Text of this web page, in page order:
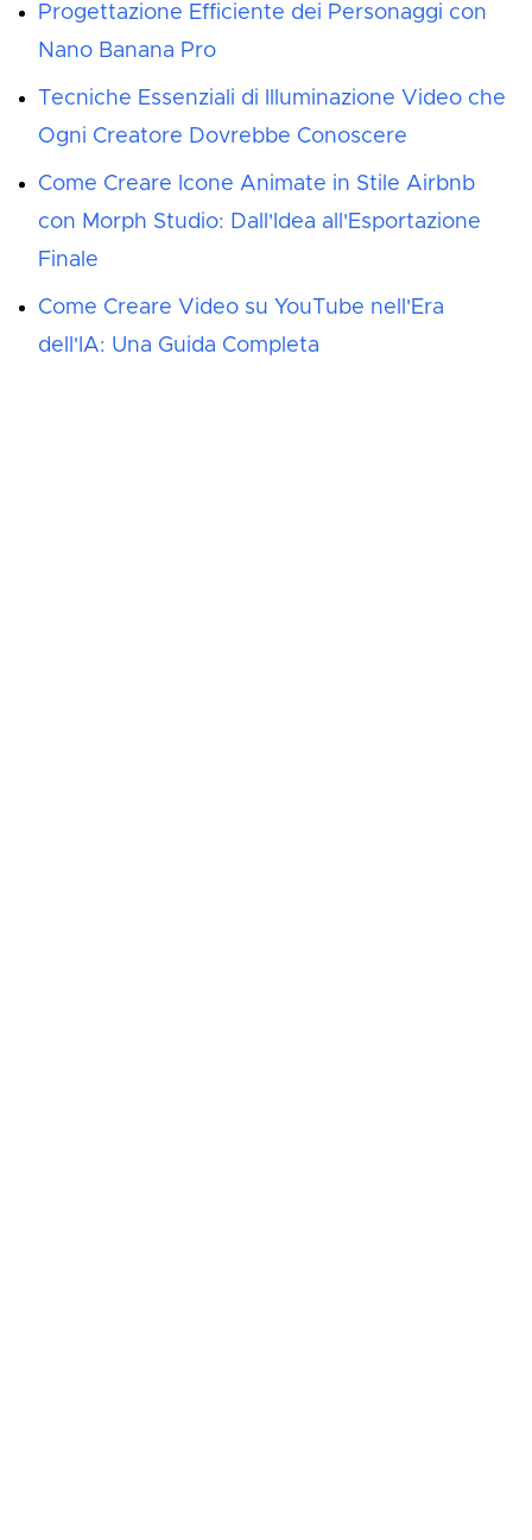
Progettazione Efficiente dei Personaggi con
Nano Banana Pro
Tecniche Essenziali di Illuminazione Video che
Ogni Creatore Dovrebbe Conoscere
Come Creare Icone Animate in Stile Airbnb
con Morph Studio: Dall'Idea all'Esportazione
Finale
Come Creare Video su YouTube nell'Era
dell'IA: Una Guida Completa